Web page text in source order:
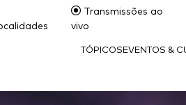
Transmissões ao
vivo
TÓPICOS EVENTOS &